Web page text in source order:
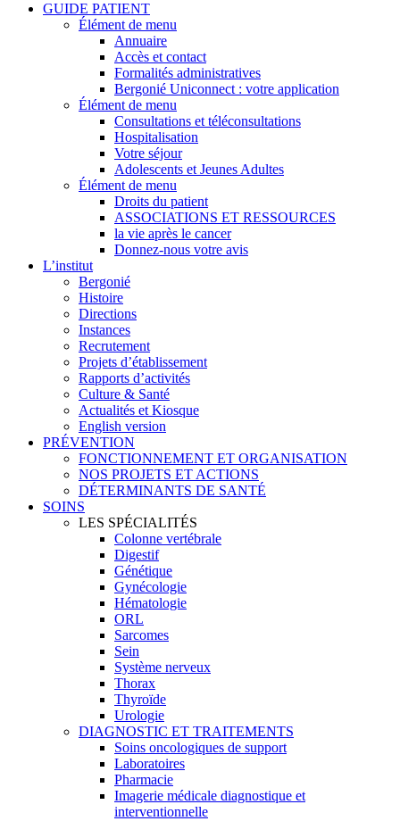
GUIDE PATIENT
Élément de menu
Annuaire
Accès et contact
Formalités administratives
Bergonié Uniconnect : votre application
Élément de menu
Consultations et téléconsultations
Hospitalisation
Votre séjour
Adolescents et Jeunes Adultes
Élément de menu
Droits du patient
ASSOCIATIONS ET RESSOURCES
la vie après le cancer
Donnez-nous votre avis
L’institut
Bergonié
Histoire
Directions
Instances
Recrutement
Projets d’établissement
Rapports d’activités
Culture & Santé
Actualités et Kiosque
English version
PRÉVENTION
FONCTIONNEMENT ET ORGANISATION
NOS PROJETS ET ACTIONS
DÉTERMINANTS DE SANTÉ
SOINS
LES SPÉCIALITÉS
Colonne vertébrale
Digestif
Génétique
Gynécologie
Hématologie
ORL
Sarcomes
Sein
Système nerveux
Thorax
Thyroïde
Urologie
DIAGNOSTIC ET TRAITEMENTS
Soins oncologiques de support
Laboratoires
Pharmacie
Imagerie médicale diagnostique et
interventionnelle